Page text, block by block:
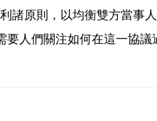
諸原則，以均衡雙方當事
人們關注如何在這一協議